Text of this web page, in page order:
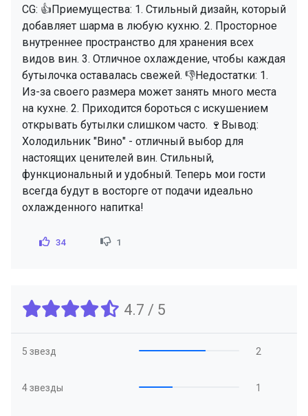
CG: 👍Приемущества: 1. Стильный дизайн, который
добавляет шарма в любую кухню. 2. Просторное
внутреннее пространство для хранения всех
видов вин. 3. Отличное охлаждение, чтобы каждая
бутылочка оставалась свежей. 👎Недостатки: 1.
Из-за своего размера может занять много места
на кухне. 2. Приходится бороться с искушением
открывать бутылки слишком часто. 🍷Вывод:
Холодильник "Вино" - отличный выбор для
настоящих ценителей вин. Стильный,
функциональный и удобный. Теперь мои гости
всегда будут в восторге от подачи идеально
охлажденного напитка!
34 1
4.7 / 5
5 звезд 2
4 звезды 1